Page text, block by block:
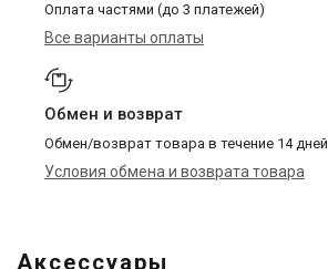
Оплата частями (до 3 платежей)
Все варианты оплаты
Обмен и возврат
Обмен/возврат товара в течение 14 дней
Условия обмена и возврата товара
Аксессуары